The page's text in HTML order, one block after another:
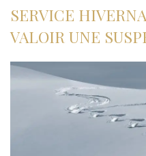
SERVICE
VALOIR UNE